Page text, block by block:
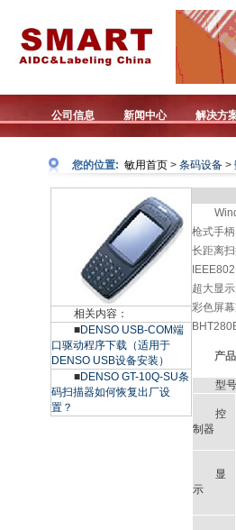
公司信息 新闻中心 解决方
您的位置: 敏用首页 > 条码设备 >
相关内容：
■DENSO USB-COM端
口驱动程序下载（适用于
DENSO USB设备安装）
■DENSO GT-10Q-SU条
码扫描器如何恢复出厂设
置？
枪式手柄
长距离
超大显
彩色屏
产
型号
控
制器
显
示